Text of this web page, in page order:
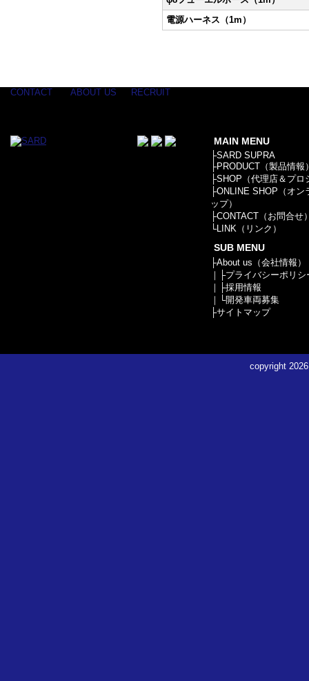
電源ハーネス（1m）
CONTACT ABOUT US RECRUIT
MAIN MENU
├SARD SUPRA
├PRODUCT（製品情報
├SHOP（代理店＆プロ
├ONLINE SHOP（オン
ップ）
├CONTACT（お問合せ
└LINK（リンク）
SUB MENU
├About us（会社情報）
｜├プライバシーポリシ
｜├採用情報
｜└開発車両募集
├サイトマップ
copyright